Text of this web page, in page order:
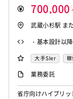
700,000
武蔵小杉駅 ま
・基本設計以
s等）の導入
ryの知見・経験
大手SIer
業務委託
省庁向けハイブリ